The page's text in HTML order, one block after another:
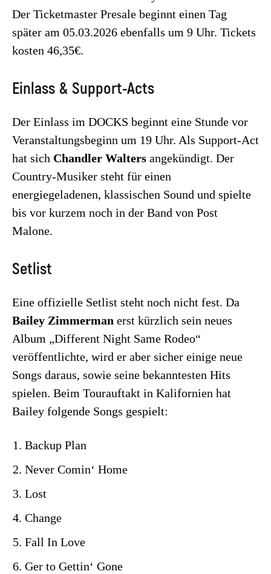
Der Ticketmaster Presale beginnt einen Tag
später am 05.03.2026 ebenfalls um 9 Uhr. Tickets
kosten 46,35€.
Einlass & Support-Acts
Der Einlass im DOCKS beginnt eine Stunde vor
Veranstaltungsbeginn um 19 Uhr. Als Support-Act
hat sich Chandler Walters angekündigt. Der
Country-Musiker steht für einen
energiegeladenen, klassischen Sound und spielte
bis vor kurzem noch in der Band von Post
Malone.
Setlist
Eine offizielle Setlist steht noch nicht fest. Da
Bailey Zimmerman erst kürzlich sein neues
Album „Different Night Same Rodeo“
veröffentlichte, wird er aber sicher einige neue
Songs daraus, sowie seine bekanntesten Hits
spielen. Beim Tourauftakt in Kalifornien hat
Bailey folgende Songs gespielt:
Backup Plan
Never Comin‘ Home
Lost
Change
Fall In Love
Ger to Gettin‘ Gone